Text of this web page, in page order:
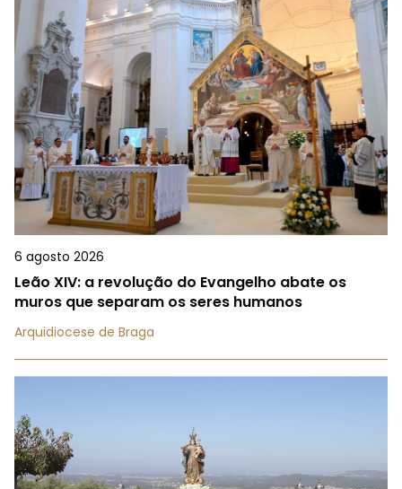
6 agosto 2026
Leão XIV: a revolução do Evangelho abate os
muros que separam os seres humanos
Arquidiocese de Braga